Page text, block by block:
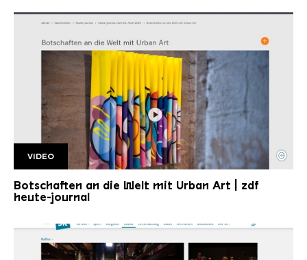
ZDF HJ28 04
Copyright: ZDF | heute journal
©
VIDEO
Botschaften an die Welt mit Urban Art | zdf
heute-journal